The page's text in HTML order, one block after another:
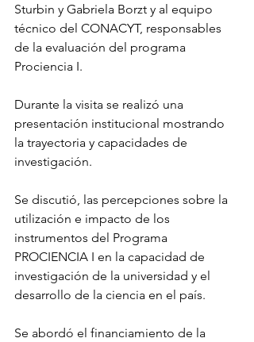
Sturbin y Gabriela Borzt y al equipo
técnico del CONACYT, responsables
de la evaluación del programa
Prociencia I.
Durante la visita se realizó una
presentación institucional mostrando
la trayectoria y capacidades de
investigación.
Se discutió, las percepciones sobre la
utilización e impacto de los
instrumentos del Programa
PROCIENCIA I en la capacidad de
investigación de la universidad y el
desarrollo de la ciencia en el país.
Se abordó el financiamiento de la